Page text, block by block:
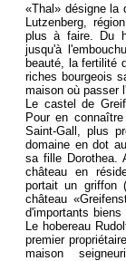
«Thal» désigne la
Lutzenberg,
plus à faire. Du
jusqu'à
beauté, la fertilité
riches bourgeois
maison où passer
Le castel de
Pour en
Saint-Gall, plus
domaine en dot
sa fille Dorothea.
château en
portait un griffon
château
d'importants
Le hobereau
premier
maison